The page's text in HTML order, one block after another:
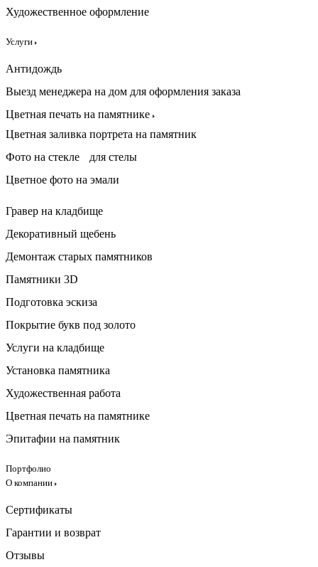
Художественное оформление
Услуги
Антидождь
Выезд менеджера на дом для оформления заказа
Цветная печать на памятнике
Цветная заливка портрета на памятник
Фото на стекле для стелы
Цветное фото на эмали
Гравер на кладбище
Декоративный щебень
Демонтаж старых памятников
Памятники 3D
Подготовка эскиза
Покрытие букв под золото
Услуги на кладбище
Установка памятника
Художественная работа
Цветная печать на памятнике
Эпитафии на памятник
Портфолио
О компании
Сертификаты
Гарантии и возврат
Отзывы